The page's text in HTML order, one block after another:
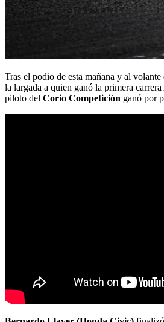
Tras el podio de esta mañana y al volante
la largada a quien ganó la primera
piloto del Corio Competición ganó por